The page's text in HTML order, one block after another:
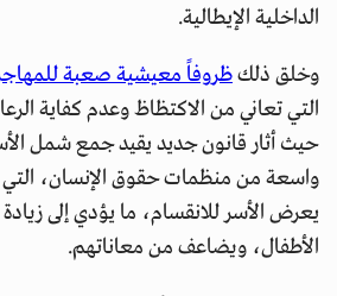
الداخلية الإيطالية.
وخلق ذلكظروفاً معيشية صعبة
التي تعاني من الاكتظاظ وعدم كفاية
حيث أثار قانون جديد يقيد جمع شمل
واسعة من منظمات حقوق الإنسان، التي
يعرض الأسر للانقسام، ما يؤدي إلى زيادة
الأطفال، ويضاعف من معاناتهم.